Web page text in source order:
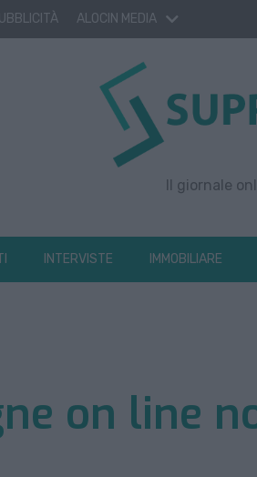
ALOCIN MEDIA
Il giornale
INTERVISTE IMMOBILIARE
on line